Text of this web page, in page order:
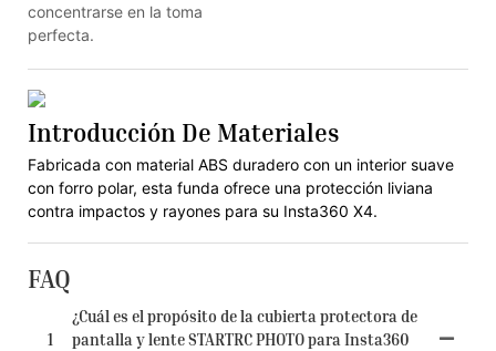
concentrarse en la toma
perfecta.
Introducción De Materiales
Fabricada con material ABS duradero con un interior suave
con forro polar, esta funda ofrece una protección liviana
contra impactos y rayones para su Insta360 X4.
FAQ
1
¿Cuál es el propósito de la cubierta protectora de
pantalla y lente STARTRC PHOTO para Insta360